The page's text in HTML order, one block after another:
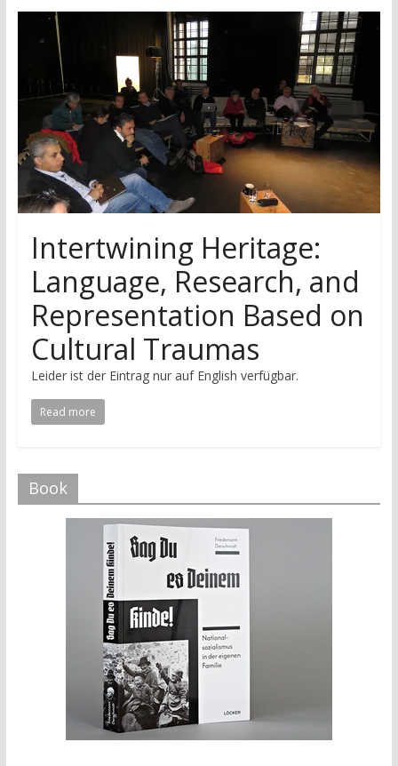
Intertwining Heritage:
Language, Research, and
Representation Based on
Cultural Traumas
Leider ist der Eintrag nur auf English verfügbar.
Read more
Book